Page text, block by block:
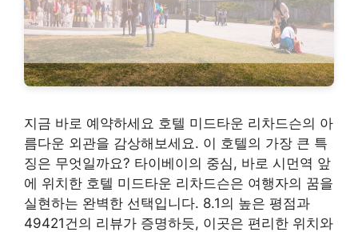
지금 바로 예약하세요 호텔 미드타운 리차드슨의 아
름다운 외관을 감상해보세요. 이 호텔의 가장 큰 특
징은 무엇일까요? 타이베이의 중심, 바로 시먼역 앞
에 위치한 호텔 미드타운 리차드슨은 여행자의 꿈을
실현하는 완벽한 선택입니다. 8.1의 높은 평점과
49421건의 리뷰가 증명하듯, 이곳은 편리한 위치와